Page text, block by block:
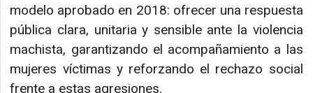
modelo aprobado en 2018: ofrecer una respuesta
pública clara, unitaria y sensible ante la violencia
machista, garantizando el acompañamiento a las
mujeres víctimas y reforzando el rechazo social
frente a estas agresiones.